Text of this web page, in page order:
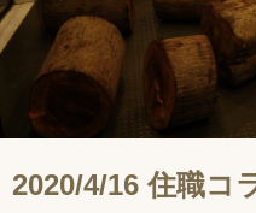
2020/4/16 住職コ